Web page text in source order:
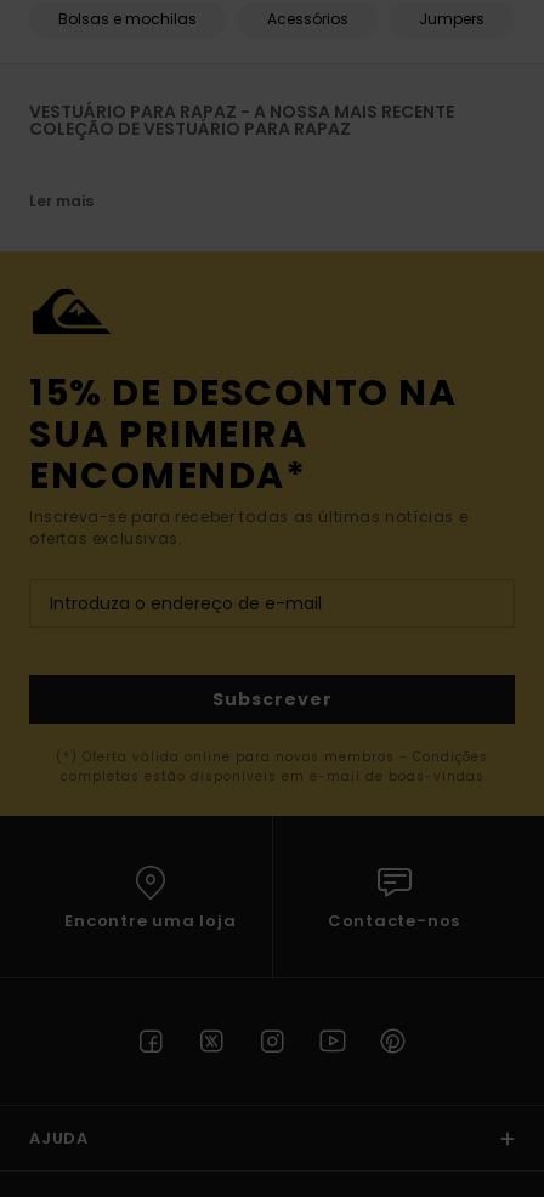
Bolsas e mochilas Acessórios Jumpers
VESTUÁRIO PARA RAPAZ - A NOSSA MAIS RECENTE
COLEÇÃO DE VESTUÁRIO PARA RAPAZ
Ler mais
15% DE DESCONTO NA
SUA PRIMEIRA
ENCOMENDA*
Inscreva-se para receber todas as últimas notícias e
ofertas exclusivas.
Subscrever
(*) Oferta válida online para novos membros - Condições
completas estão disponíveis em e-mail de boas-vindas
Encontre uma loja Contacte-nos
AJUDA